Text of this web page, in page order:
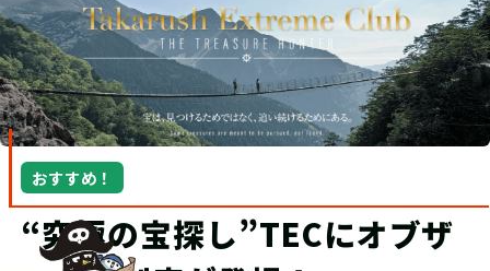
おすすめ！
“究極の宝探し”TECにオブザ